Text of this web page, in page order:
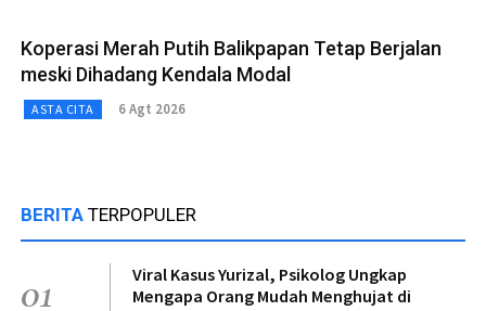
Koperasi Merah Putih Balikpapan Tetap Berjalan
meski Dihadang Kendala Modal
ASTA CITA 6 Agt 2026
BERITA TERPOPULER
01
Viral Kasus Yurizal, Psikolog Ungkap
Mengapa Orang Mudah Menghujat di